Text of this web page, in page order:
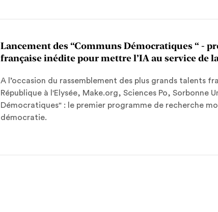
Lancement des “Communs Démocratiques “ -
française inédite pour mettre l’IA au service de
A l’occasion du rassemblement des plus grands talents
République à l'Elysée, Make.org, Sciences Po, Sorbonne
Démocratiques" : le premier programme de recherche
démocratie.